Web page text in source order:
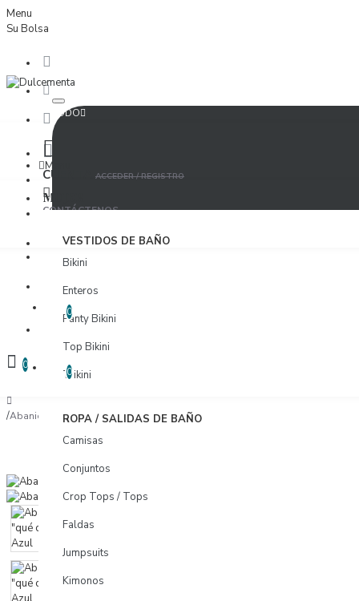
Menu
Su Bolsa
CONTÁCTENOS
TODO
CUENTA ACCEDER / REGISTRO
LISTA DE DESEOS
0
COMPARAR
0
Menu
MUJER
VESTIDOS DE BAÑO
Bikini
Enteros
Panty Bikini
Top Bikini
Trikini
ROPA / SALIDAS DE BAÑO
Camisas
Conjuntos
Crop Tops / Tops
Faldas
Jumpsuits
Kimonos
ACCEDER
PROVEEDORES
0
Abanico "qué calor" Azul